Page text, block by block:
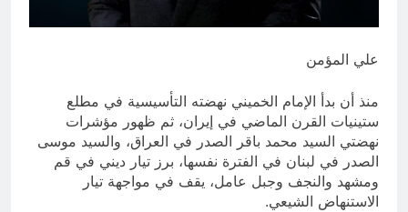
علي المؤمن
منذ أن بدأ الإمام الخميني نهضته التأسيسية في مطلع
ستينيات القرن الماضي في إيران، ثم ظهور مؤشرات
نهضتي السيد محمد باقر الصدر في العراق، والسيد موسى
الصدر في لبنان في الفترة نفسها، برز تيار ديني في قم
ومشهد والنجف وجبل عامل، يقف في مواجهة تيار
الاستنهاض الشيعي.